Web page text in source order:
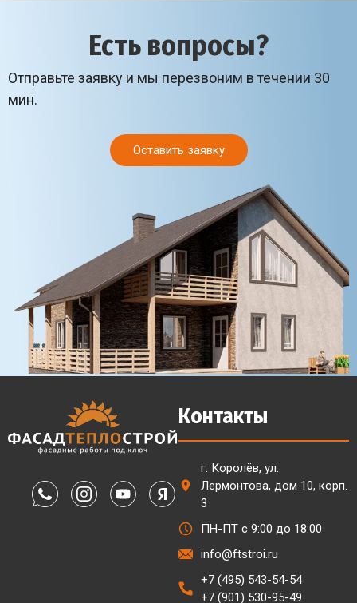
Есть вопросы?
Отправьте заявку и мы перезвоним в течении 30
мин.
Оставить заявку
Контакты
г. Королёв, ул.
Лермонтова, дом 10, корп.
3
ПН-ПТ с 9:00 до 18:00
info@ftstroi.ru
+7 (495) 543-54-54
+7 (901) 530-95-49